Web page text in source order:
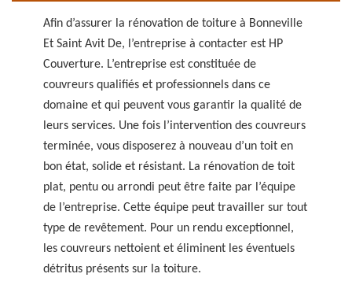
Afin d’assurer la rénovation de toiture à Bonneville
Et Saint Avit De, l’entreprise à contacter est HP
Couverture. L’entreprise est constituée de
couvreurs qualifiés et professionnels dans ce
domaine et qui peuvent vous garantir la qualité de
leurs services. Une fois l’intervention des couvreurs
terminée, vous disposerez à nouveau d’un toit en
bon état, solide et résistant. La rénovation de toit
plat, pentu ou arrondi peut être faite par l’équipe
de l’entreprise. Cette équipe peut travailler sur tout
type de revêtement. Pour un rendu exceptionnel,
les couvreurs nettoient et éliminent les éventuels
détritus présents sur la toiture.